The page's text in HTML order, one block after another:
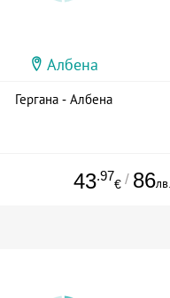
Албена
Гергана - Албена
43.97
€ / 86лв.